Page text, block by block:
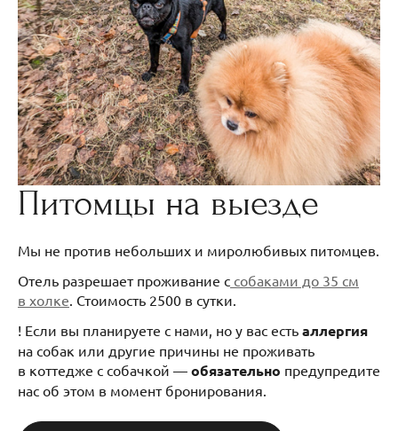
Питомцы на выезде
Мы не против небольших и миролюбивых питомцев.
Отель разрешает проживание с собаками до 35 см
в холке . Стоимость 2500 в сутки.
! Если вы планируете с нами, но у вас есть аллергия
на собак или другие причины не проживать
в коттедже с собачкой — обязательно предупредите
нас об этом в момент бронирования.